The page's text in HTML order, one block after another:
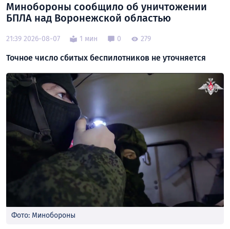
Минобороны сообщило об уничтожении
БПЛА над Воронежской областью
21:39 2026-08-07 1 мин 0 279
Точное число сбитых беспилотников не уточняется
Фото: Минобороны